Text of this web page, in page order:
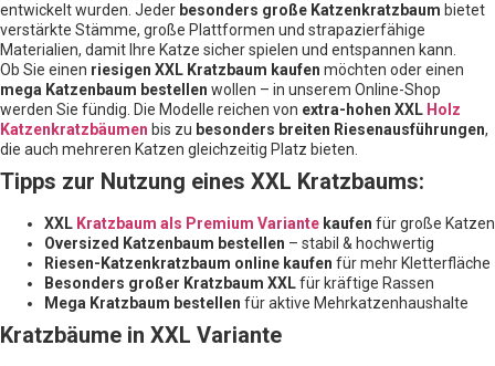
entwickelt wurden. Jeder besonders große Katzenkratzbaum bietet
verstärkte Stämme, große Plattformen und strapazierfähige
Materialien, damit Ihre Katze sicher spielen und entspannen kann.
Ob Sie einen riesigen XXL Kratzbaum kaufen möchten oder einen
mega Katzenbaum bestellen wollen – in unserem Online-Shop
werden Sie fündig. Die Modelle reichen von extra-hohen XXL Holz
Katzenkratzbäumen bis zu besonders breiten Riesenausführungen,
die auch mehreren Katzen gleichzeitig Platz bieten.
Tipps zur Nutzung eines XXL Kratzbaums:
XXL Kratzbaum als Premium Variante kaufen für große Katzen
Oversized Katzenbaum bestellen – stabil & hochwertig
Riesen-Katzenkratzbaum online kaufen für mehr Kletterfläche
Besonders großer Kratzbaum XXLfür kräftige Rassen
Mega Kratzbaum bestellen für aktive Mehrkatzenhaushalte
Kratzbäume in XXL Variante